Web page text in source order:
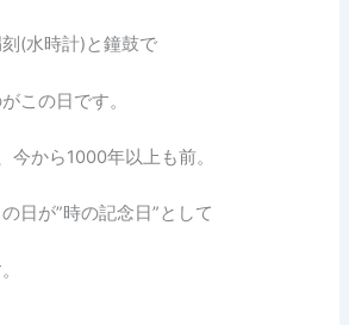
(水時計)と鐘鼓で
この日です。
今から1000年以上も前。
日が”時の記念日”として